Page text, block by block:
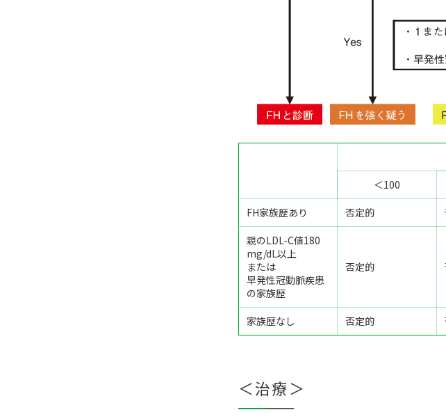
＜100
FH家族歴あり
否定的
親のLDL-C値180
mg/dL以上
または
早発性冠動脈疾患
の家族歴
否定的
家族歴なし 否定的
＜治療＞